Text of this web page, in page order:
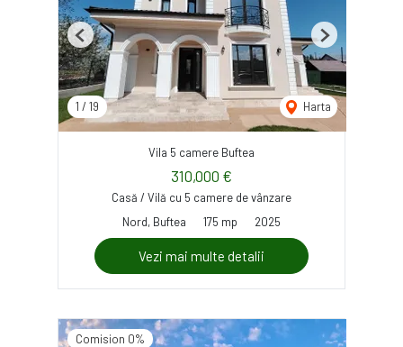
1 / 19 Harta
Previous Next
Vila 5 camere Buftea
310,000 €
Casă / Vilă cu 5 camere de vânzare
Nord, Buftea
175 mp 2025
Vezi mai multe detalii
Comision 0%